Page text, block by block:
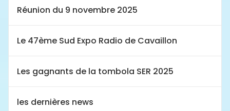
Réunion du 9 novembre 2025
Le 47ème Sud Expo Radio de Cavaillon
Les gagnants de la tombola SER 2025
les dernières news